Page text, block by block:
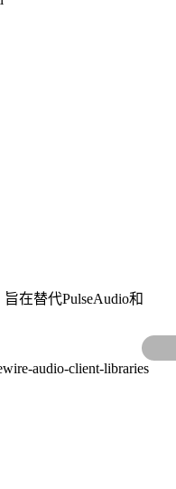
在替代PulseAudio和
audio-client-libraries